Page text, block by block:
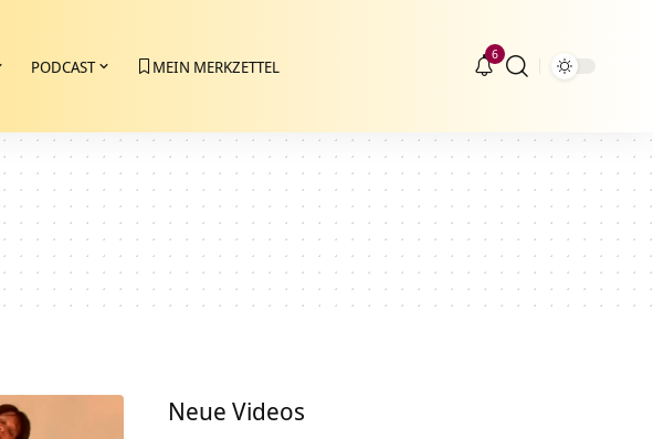
PODCAST MEIN MERKZETTEL
6
Neue Videos